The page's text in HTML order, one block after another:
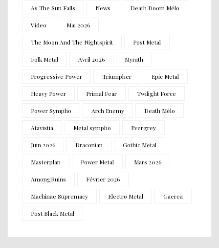
As The Sun Falls News Death Doom Mélo
Video Mai 2026
The Moon And The Nightspirit Post Metal
Folk Metal Avril 2026 Myrath
Progressive Power Triumpher Epic Metal
Heavy Power Primal Fear Twilight Force
Power Sympho Arch Enemy Death Mélo
Atavistia Metal sympho Evergrey
Juin 2026 Draconian Gothic Metal
Masterplan Power Metal Mars 2026
AmongRuins Février 2026
Machinae Supremacy Electro Metal Gaerea
Post Black Metal